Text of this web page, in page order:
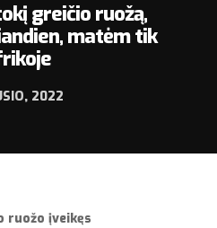
greičio ruožą,
matėm tik
2022
ruožo įveikęs